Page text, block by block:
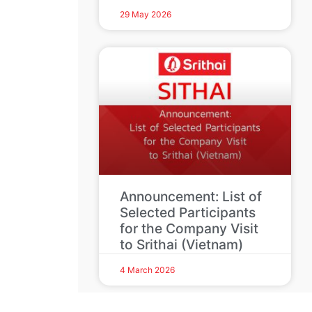
29 May 2026
Announcement: List of
Selected Participants
for the Company Visit
to Srithai (Vietnam)
4 March 2026